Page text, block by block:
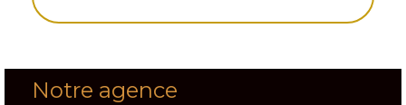
Notre agence